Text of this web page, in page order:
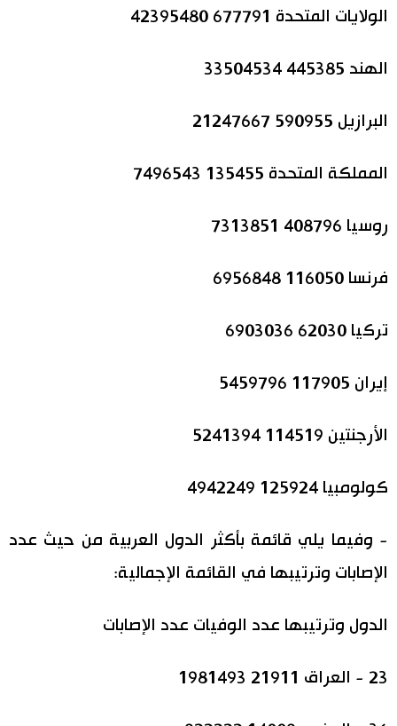
الولايات المتحدة 677791 42395480
الهند 445385 33504534
البرازيل 590955 21247667
المملكة المتحدة 135455 7496543
روسيا 408796 7313851
فرنسا 116050 6956848
تركيا 62030 6903036
إيران 117905 5459796
الأرجنتين 114519 5241394
كولومبيا 125924 4942249
- وفيما يلي قائمة بأكثر الدول العربية من حيث عدد
الإصابات وترتيبها في القائمة الإجمالية:
الدول وترتيبها عدد الوفيات عدد الإصابات
23 - العراق 21911 1981493